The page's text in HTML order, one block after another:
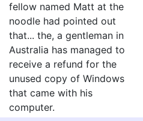
fellow named Matt at the
noodle had pointed out
that... the, a gentleman in
Australia has managed to
receive a refund for the
unused copy of Windows
that came with his
computer.